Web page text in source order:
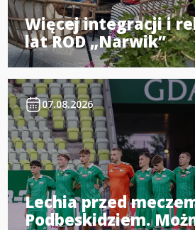
Więcej integracji i
lat ROD „Narwik”
07.08.2026
Lechia przed
Podbeskidziem.